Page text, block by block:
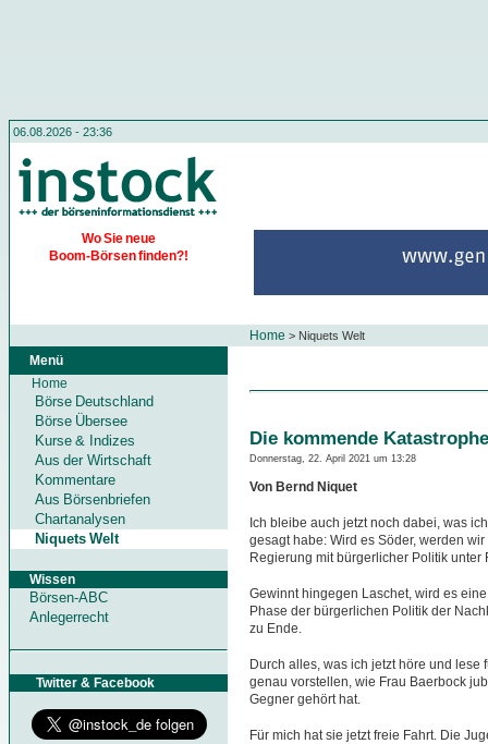
06.08.2026 - 23:36
Wo Sie neue
Boom-Börsen finden?!
Home > Niquets Welt
Menü
Home
Börse Deutschland
Börse Übersee
Kurse & Indizes
Aus der Wirtschaft
Kommentare
Aus Börsenbriefen
Chartanalysen
Niquets Welt
Wissen
Börsen-ABC
Anlegerrecht
Twitter & Facebook
Die kommende Katastrophe
Donnerstag, 22. April 2021 um 13:28
Von Bernd Niquet
Ich bleibe auch jetzt noch dabei, was
gesagt habe: Wird es Söder, werden
Regierung mit bürgerlicher Politik
Gewinnt hingegen Laschet, wird es
Phase der bürgerlichen Politik der
zu Ende.
Durch alles, was ich jetzt höre und
genau vorstellen, wie Frau Baerbock
Gegner gehört hat.
Für mich hat sie jetzt freie Fahrt. Die